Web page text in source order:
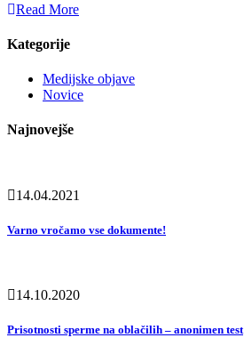
Read More
Kategorije
Medijske objave
Novice
Najnovejše
14.04.2021
Varno vročamo vse dokumente!
14.10.2020
Prisotnosti sperme na oblačilih – anonimen test